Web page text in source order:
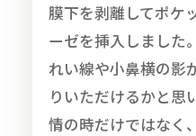
膜下を剥離してポケ
ーゼを挿入しました
れい線や小鼻横の影
りいただけるかと思
情の時だけではなく